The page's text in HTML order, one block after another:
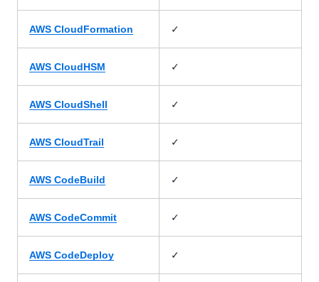
AWS CloudFormation ✓
AWS CloudHSM ✓
AWS CloudShell ✓
AWS CloudTrail ✓
AWS CodeBuild ✓
AWS CodeCommit ✓
AWS CodeDeploy ✓